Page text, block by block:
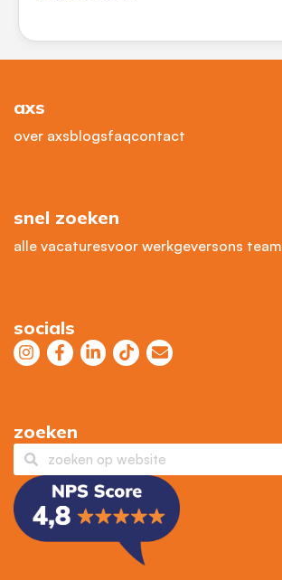
axs
over axsblogsfaqcontact
snel zoeken
alle vacaturesvoor werkgeversons team
socials
zoeken